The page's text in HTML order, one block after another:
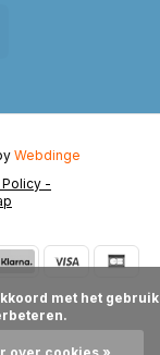
-
Webdinge